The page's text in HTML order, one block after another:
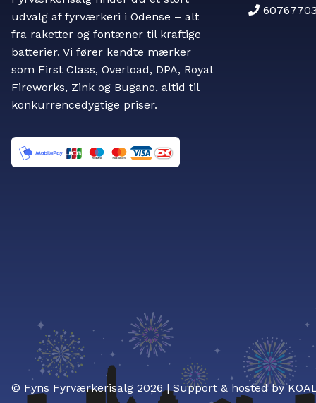
udvalg af fyrværkeri i Odense – alt
fra raketter og fontæner til kraftige
batterier. Vi fører kendte mærker
som First Class, Overload, DPA, Royal
Fireworks, Zink og Bugano, altid til
konkurrencedygtige priser.
60767703
© Fyns Fyrværkerisalg 2026 | Support & hosted by